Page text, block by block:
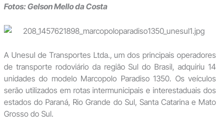
Fotos: Gelson Mello da Costa
A Unesul de Transportes Ltda., um dos principais operadores
de transporte rodoviário da região Sul do Brasil, adquiriu 14
unidades do modelo Marcopolo Paradiso 1350. Os veículos
serão utilizados em rotas intermunicipais e interestaduais dos
estados do Paraná, Rio Grande do Sul, Santa Catarina e Mato
Grosso do Sul.